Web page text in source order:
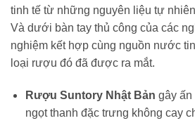
tinh tế từ những nguyên liệu tự
Và dưới bàn tay thủ công của các
nghiệm kết hợp cùng nguồn nước
loại rượu đó đã được ra mắt.
Rượu Suntory Nhật Bản gây
ngọt thanh đặc trưng không cay